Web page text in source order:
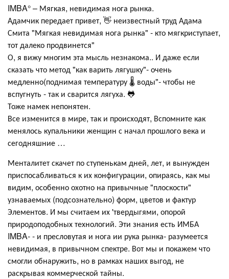
IMBA° – Мягкая, невидимая нога рынка.
Адамчик передает привет, 👋 неизвестный труд Адама
Смита "Мягкая невидимая нога рынка" - кто мягкриступает,
тот далеко продвинется"
О, я вижу многим эта мысль незнакома.. И даже если
сказать что метод "как варить лягушку"- очень
медленно(поднимая температуру 🌡️ воды"- чтобы не
вспугнуть - так и сварится лягуха. 🐸
Тоже намек непонятен.
Все изменится в мире, так и происходят, Вспомните как
менялось купальники женщин с начал прошлого века и
сегодняшние …
Менталитет скачет по ступенькам дней, лет, и вынужден
приспосабливаться к их конфигурации, опираясь, как мы
видим, особенно охотно на привычные "плоскости"
узнаваемых (подсознательно) форм, цветов и фактур
Элементов. И мы считаем их 'твердыгями, опорой
природоподобных технологий. Эти знания есть ИМБА
IMBA- - и пресловутая и нога ии рука рынка- разумеется
невидимая, в привычном спектре. Вот мы и покажем что
смогли обнаружить, но в рамках наших выгод, не
раскрывая коммерческой тайны.